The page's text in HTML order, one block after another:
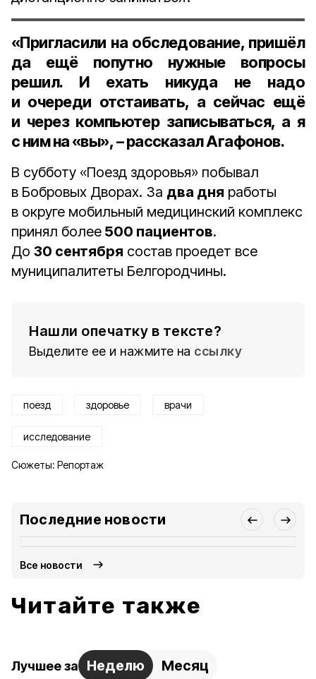
«Пригласили на обследование, пришёл
да ещё попутно нужные вопросы
решил. И ехать никуда не надо
и очереди отстаивать, а сейчас ещё
и через компьютер записываться, а я
с ним на «вы», – рассказал Агафонов.
В субботу «Поезд здоровья» побывал
в Бобровых Дворах. За два дня работы
в округе мобильный медицинский комплекс
принял более 500 пациентов.
До 30 сентября состав проедет все
муниципалитеты Белгородчины.
Нашли опечатку в тексте?
Выделите ее и нажмите на ссылку
поезд здоровье врачи
исследование
Сюжеты: Репортаж
Последние новости
Все новости
Читайте также
Лучшее за Неделю Месяц